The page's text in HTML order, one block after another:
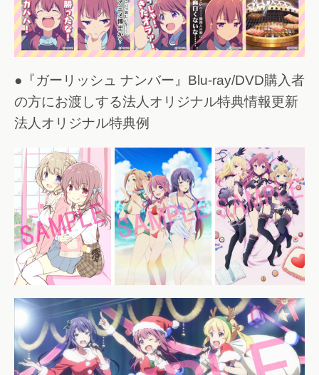
●『ガーリッシュ ナンバー』Blu-ray/DVD購入者
の方にお渡しする法人オリジナル特典情報更新
法人オリジナル特典例